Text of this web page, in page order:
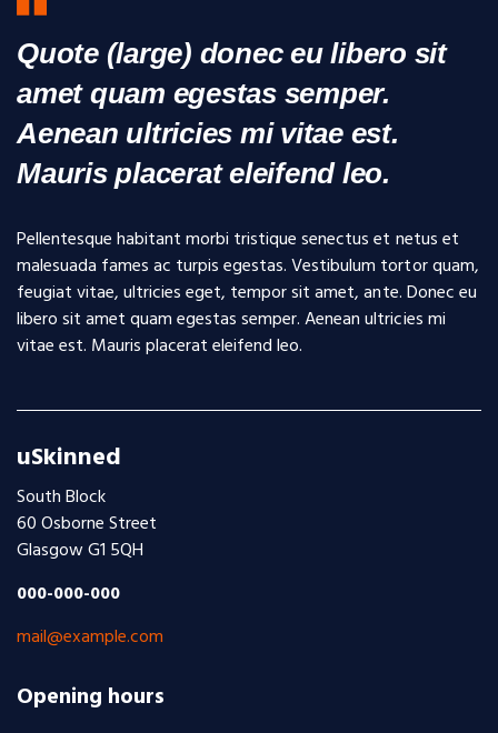
Quote (large) donec eu libero sit
amet quam egestas semper.
Aenean ultricies mi vitae est.
Mauris placerat eleifend leo.
Pellentesque habitant morbi tristique senectus et netus et
malesuada fames ac turpis egestas. Vestibulum tortor quam,
feugiat vitae, ultricies eget, tempor sit amet, ante. Donec eu
libero sit amet quam egestas semper. Aenean ultricies mi
vitae est. Mauris placerat eleifend leo.
uSkinned
South Block
60 Osborne Street
Glasgow G1 5QH
000-000-000
mail@example.com
Opening hours